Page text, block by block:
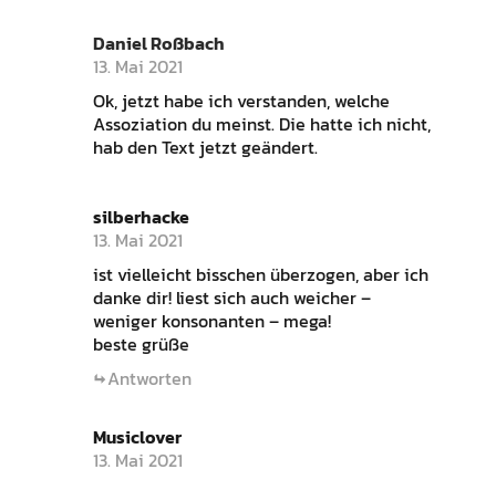
Daniel Roßbach
13. Mai 2021
Ok, jetzt habe ich verstanden, welche
Assoziation du meinst. Die hatte ich nicht,
hab den Text jetzt geändert.
silberhacke
13. Mai 2021
ist vielleicht bisschen überzogen, aber ich
danke dir! liest sich auch weicher –
weniger konsonanten – mega!
beste grüße
Antworten
Musiclover
13. Mai 2021